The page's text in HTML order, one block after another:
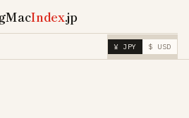
Index.jp
¥ JPY $ USD